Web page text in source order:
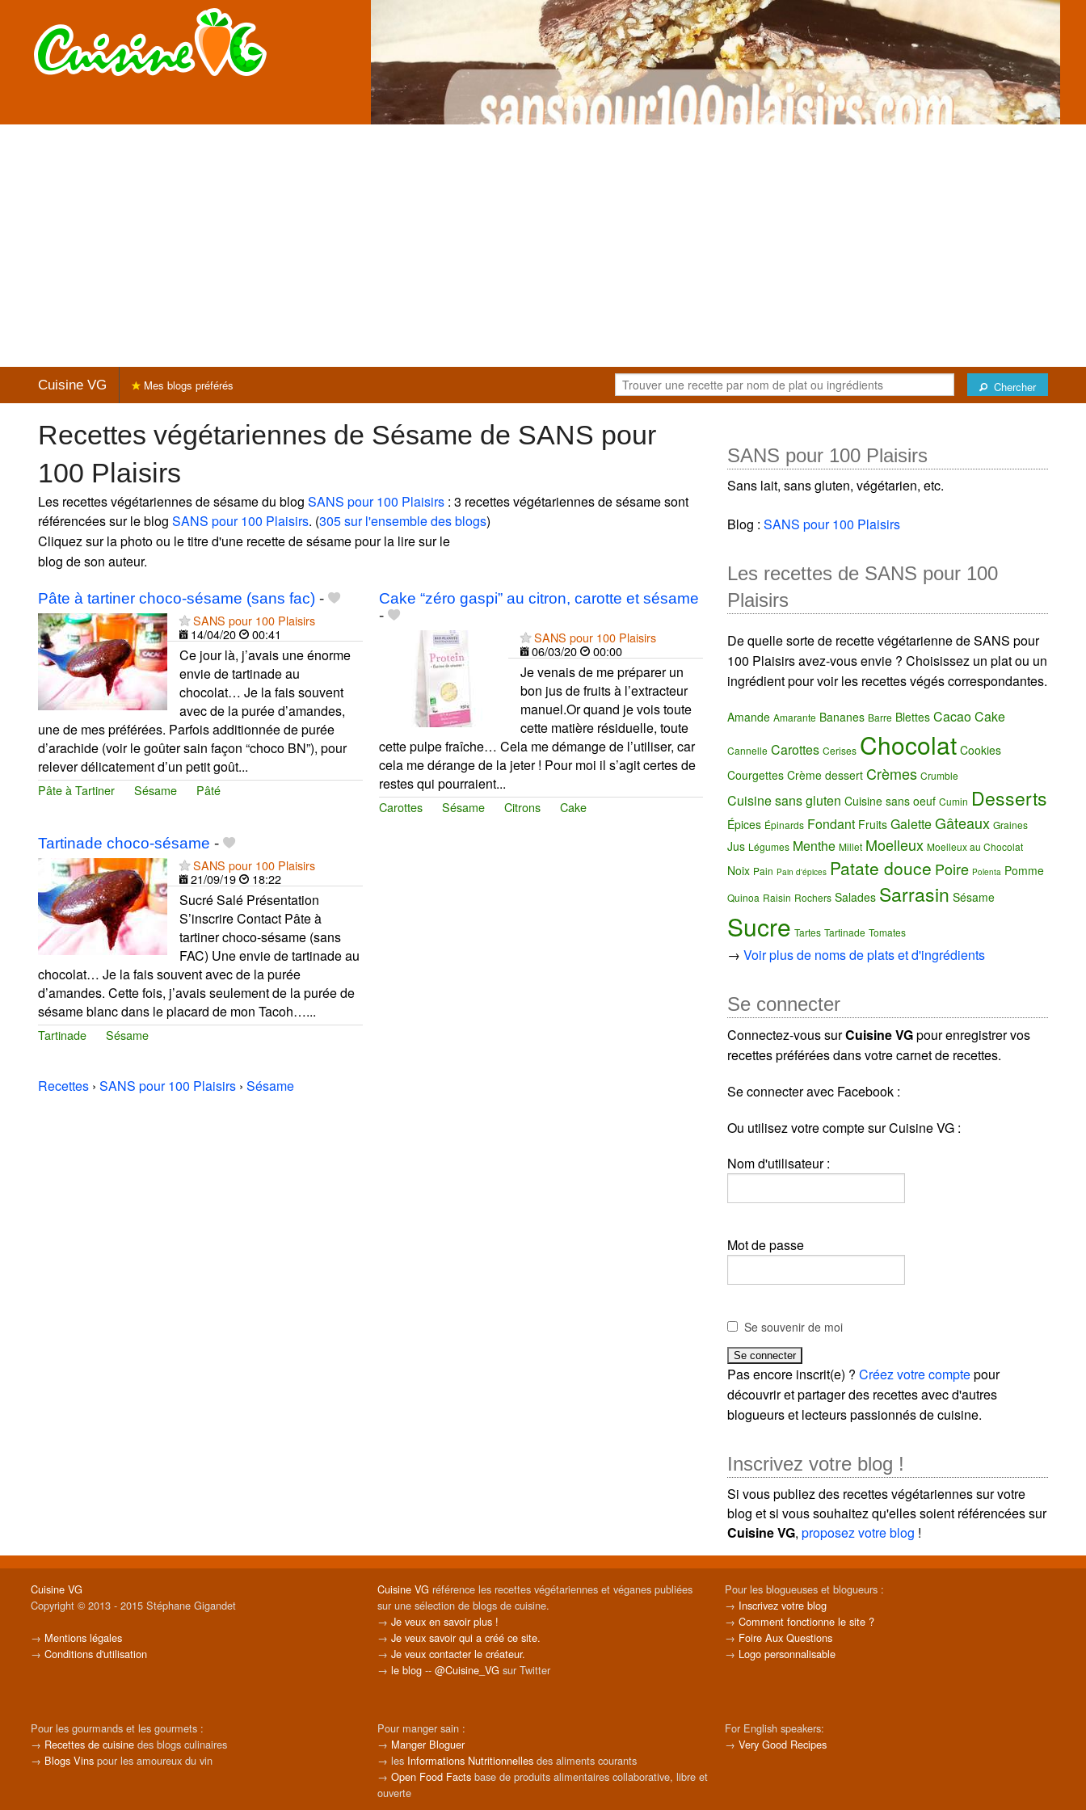
Cuisine VG Chercher
Mes blogs préférés
Recettes végétariennes de Sésame de SANS pour
100 Plaisirs
Les recettes végétariennes de sésame du blog SANS pour 100 Plaisirs : 3 recettes végétariennes de sésame sont
référencées sur le blog SANS pour 100 Plaisirs. (305 sur l'ensemble des blogs)
Cliquez sur la photo ou le titre d'une recette de sésame pour la lire sur le
blog de son auteur.
Pâte à tartiner choco-sésame (sans fac) -
SANS pour 100 Plaisirs
14/04/20
00:41
Ce jour là, j’avais une énorme
envie de tartinade au
chocolat… Je la fais souvent
avec de la purée d’amandes,
une de mes préférées. Parfois additionnée de purée
d’arachide (voir le goûter sain façon “choco BN”), pour
relever délicatement d’un petit goût...
Pâte à Tartiner Sésame Pâté
Cake “zéro gaspi” au citron, carotte et sésame
-
SANS pour 100 Plaisirs
06/03/20
00:00
Je venais de me préparer un
bon jus de fruits à l’extracteur
manuel.Or quand je vois toute
cette matière résiduelle, toute
cette pulpe fraîche… Cela me démange de l’utiliser, car
cela me dérange de la jeter ! Pour moi il s’agit certes de
restes qui pourraient...
Carottes Sésame Citrons Cake
Tartinade choco-sésame -
SANS pour 100 Plaisirs
21/09/19
18:22
Sucré Salé Présentation
S’inscrire Contact Pâte à
tartiner choco-sésame (sans
FAC) Une envie de tartinade au
chocolat… Je la fais souvent avec de la purée
d’amandes. Cette fois, j’avais seulement de la purée de
sésame blanc dans le placard de mon Tacoh…...
Tartinade Sésame
Recettes › SANS pour 100 Plaisirs › Sésame
SANS pour 100 Plaisirs
Sans lait, sans gluten, végétarien, etc.
Blog :SANS pour 100 Plaisirs
Les recettes de SANS pour 100
Plaisirs
De quelle sorte de recette végétarienne de SANS pour
100 Plaisirs avez-vous envie ? Choisissez un plat ou un
ingrédient pour voir les recettes végés correspondantes.
Amande Amarante Bananes Barre Blettes CacaoCake
Cannelle Carottes Cerises Chocolat Cookies
Courgettes Crème dessert Crèmes Crumble
Cuisine sans gluten Cuisine sans oeuf Cumin Desserts
Épices Épinards Fondant Fruits GaletteGâteaux Graines
Jus Légumes Menthe Millet Moelleux Moelleux au Chocolat
Noix Pain Pain d'épices Patate douce Poire Polenta Pomme
Quinoa Raisin Rochers Salades Sarrasin Sésame
Sucre Tartes Tartinade Tomates
→Voir plus de noms de plats et d'ingrédients
Se connecter
Connectez-vous surCuisine VGpour enregistrer vos
recettes préférées dans votre carnet de recettes.
Se connecter avec Facebook :
Ou utilisez votre compte sur Cuisine VG :
Nom d'utilisateur :
Mot de passe
Se souvenir de moi
Pas encore inscrit(e) ?Créez votre comptepour
découvrir et partager des recettes avec d'autres
blogueurs et lecteurs passionnés de cuisine.
Inscrivez votre blog !
Si vous publiez des recettes végétariennes sur votre
blog et si vous souhaitez qu'elles soient référencées sur
Cuisine VG,proposez votre blog !
Cuisine VG
Copyright © 2013 - 2015 Stéphane Gigandet
→ Mentions légales
→ Conditions d'utilisation
Cuisine VG référence les recettes végétariennes et véganes publiées
sur une sélection de blogs de cuisine.
→Je veux en savoir plus !
→Je veux savoir qui a créé ce site.
→Je veux contacter le créateur.
→le blog --@Cuisine_VG sur Twitter
Pour les blogueuses et blogueurs :
→ Inscrivez votre blog
→ Comment fonctionne le site ?
→ Foire Aux Questions
→ Logo personnalisable
Pour les gourmands et les gourmets :
→ Recettes de cuisinedes blogs culinaires
→ Blogs Vinspour les amoureux du vin
Pour manger sain :
→ Manger Bloguer
→ les Informations Nutritionnelles des aliments courants
→Open Food Facts base de produits alimentaires collaborative, libre et
ouverte
For English speakers:
→ Very Good Recipes